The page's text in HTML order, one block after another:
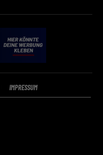
IMPRESSUM